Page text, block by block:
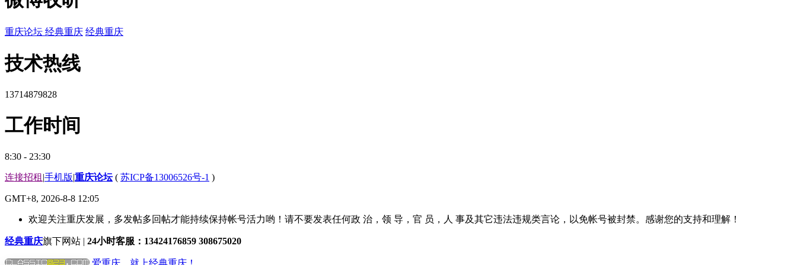
重庆论坛 经典重庆 经典重庆
技术热线
13714879828
工作时间
8:30 - 23:30
连接招租 |手机版|重庆论坛( 苏ICP备13006526号-1 )
GMT+8, 2026-8-8 12:05
欢迎关注重庆发展，多发帖多回帖才能持续保持帐号活力哟！请不要发表任何政 治，领 导，官 员，人 事及其它违法违规类言论，以免帐号被封禁。感谢您的支持和理解！
经典重庆旗下网站 | 24小时客服：13424176859 308675020